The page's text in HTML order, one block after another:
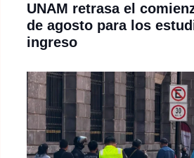
UNAM retrasa el
de agosto para los
ingreso